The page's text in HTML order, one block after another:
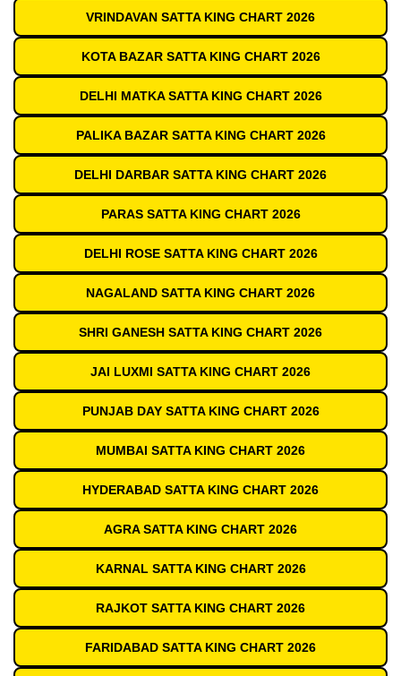
VRINDAVAN SATTA KING CHART 2026
KOTA BAZAR SATTA KING CHART 2026
DELHI MATKA SATTA KING CHART 2026
PALIKA BAZAR SATTA KING CHART 2026
DELHI DARBAR SATTA KING CHART 2026
PARAS SATTA KING CHART 2026
DELHI ROSE SATTA KING CHART 2026
NAGALAND SATTA KING CHART 2026
SHRI GANESH SATTA KING CHART 2026
JAI LUXMI SATTA KING CHART 2026
PUNJAB DAY SATTA KING CHART 2026
MUMBAI SATTA KING CHART 2026
HYDERABAD SATTA KING CHART 2026
AGRA SATTA KING CHART 2026
KARNAL SATTA KING CHART 2026
RAJKOT SATTA KING CHART 2026
FARIDABAD SATTA KING CHART 2026